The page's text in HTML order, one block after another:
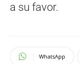
a su favor.
WhatsApp